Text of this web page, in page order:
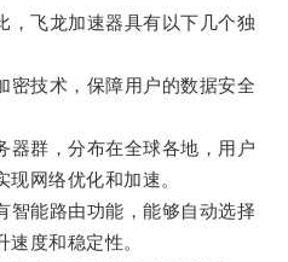
飞龙加速器具有以下几个独
技术，保障用户的数据安全
群，分布在全球各地，用户
网络优化和加速。
能路由功能，能够自动选择
度和稳定性。